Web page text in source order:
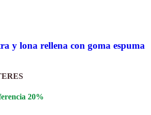
y lona rellena con goma espuma
20%